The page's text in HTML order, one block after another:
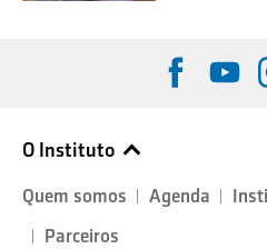
O Instituto
Quem somos Agenda
Parceiros